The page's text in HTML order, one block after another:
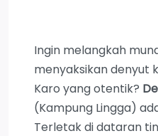
Ingin melangkah
menyaksikan denyut
Karo yang otentik?
(Kampung Lingga)
Terletak di dataran